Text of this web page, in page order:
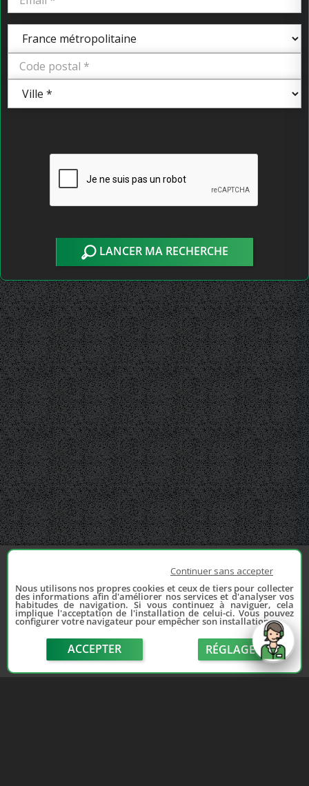
LANCER MA RECHERCHE
Continuer sans accepter
Nous utilisons nos propres cookies et ceux de tiers pour collecter
des informations afin d'améliorer nos services et d'analyser vos
habitudes de navigation. Si vous continuez à naviguer, cela
implique l'acceptation de l'installation de celui-ci. Vous pouvez
configurer votre navigateur pour empêcher son installation.
ACCEPTER RÉGLAGE